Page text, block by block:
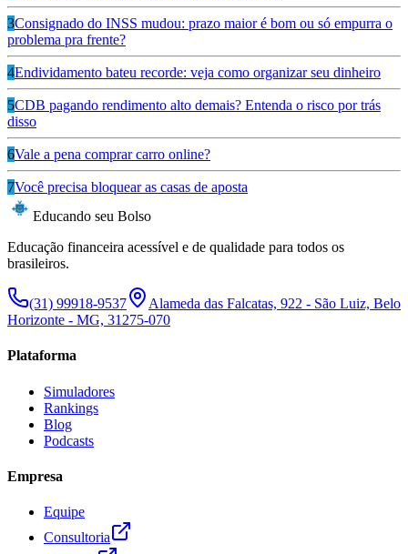
3Consignado do INSS mudou: prazo maior é bom ou só empurra o
problema pra frente?
4Endividamento bateu recorde: veja como organizar seu dinheiro
5CDB pagando rendimento alto demais? Entenda o risco por trás
disso
6Vale a pena comprar carro online?
7Você precisa bloquear as casas de aposta
Educando seu Bolso
Educação financeira acessível e de qualidade para todos os
brasileiros.
(31) 99918-9537
Alameda das Falcatas, 922 - São Luiz, Belo
Horizonte - MG, 31275-070
Plataforma
Simuladores
Rankings
Blog
Podcasts
Empresa
Equipe
Consultoria